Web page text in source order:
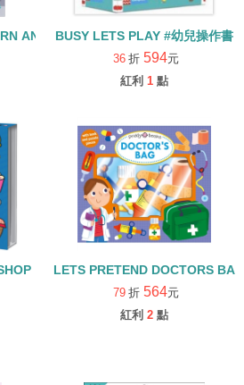
AND PLAY/硬頁拼圖書
BUSY LETS PLAY #幼兒操作書
36 折 594元
紅利 1 點
LETS PRETEND DOCTORS
79 折 564元
紅利 2 點